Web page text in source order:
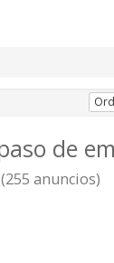
de
(255 anuncios)